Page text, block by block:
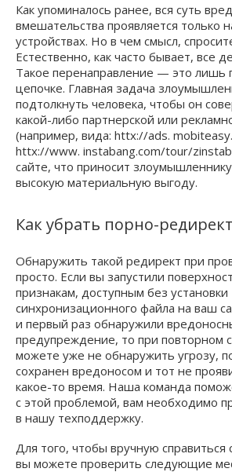
Как упоминалось ранее, вся суть
вмешательства проявляется только
устройствах. Но в чем смысл,
Естественно, как часто бывает, все
Такое перенаправление — это лишь
цепочке. Главная задача
подтолкнуть человека, чтобы он
какой-либо партнерской или
(например, вида: httx://ads.
httx://www. instabang.com/tour/
сайте, что приносит
высокую материальную выгоду.
Как убрать порно-редирект
Обнаружить такой редирект при
просто. Если вы запустили
признакам, доступным без установки
синхронизационного файла на ваш
и первый раз обнаружили
предупреждение, то при повторном
можете уже не обнаружить угрозу,
сохранен вредоносом и тот не
какое-то время. Наша команда
с этой проблемой, вам необходимо
в нашу техподдержку.
Для того, чтобы вручную справиться
вы можете проверить следующие